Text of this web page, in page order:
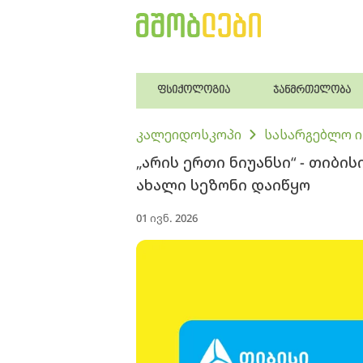
ფსიქოლოგია ჯანმრთელობა
კალეიდოსკოპი სასარგებლო
„არის ერთი ნიუანსი“ -
ახალი სეზონი დაიწყო
01 ივნ. 2026